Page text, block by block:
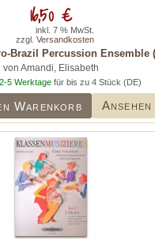
Brazil Percussion Ensemble
von Amandi, Elisabeth
2-5 Werktage für bis zu 4 Stück (DE)
Warenkorb Ansehen
16,50 €
inkl. 7 % MwSt.
zzgl. Versandkosten